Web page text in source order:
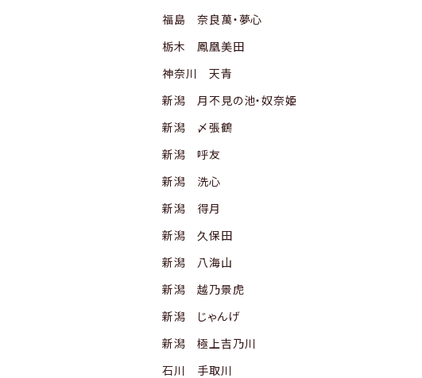
福島 奈良萬・夢心
栃木 鳳凰美田
神奈川 天青
新潟 月不見の池・奴奈姫
新潟 〆張鶴
新潟 呼友
新潟 洗心
新潟 得月
新潟 久保田
新潟 八海山
新潟 越乃景虎
新潟 じゃんげ
新潟 極上吉乃川
石川 手取川